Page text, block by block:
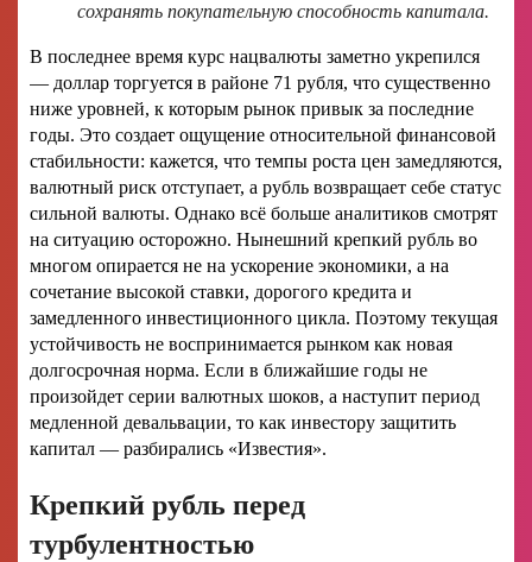
сохранять покупательную способность капитала.
В последнее время курс нацвалюты заметно укрепился
— доллар торгуется в районе 71 рубля, что существенно
ниже уровней, к которым рынок привык за последние
годы. Это создает ощущение относительной финансовой
стабильности: кажется, что темпы роста цен замедляются,
валютный риск отступает, а рубль возвращает себе статус
сильной валюты. Однако всё больше аналитиков смотрят
на ситуацию осторожно. Нынешний крепкий рубль во
многом опирается не на ускорение экономики, а на
сочетание высокой ставки, дорогого кредита и
замедленного инвестиционного цикла. Поэтому текущая
устойчивость не воспринимается рынком как новая
долгосрочная норма. Если в ближайшие годы не
произойдет серии валютных шоков, а наступит период
медленной девальвации, то как инвестору защитить
капитал — разбирались «Известия».
Крепкий рубль перед
турбулентностью